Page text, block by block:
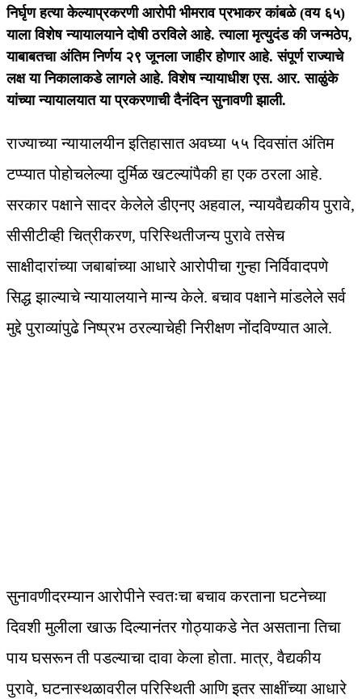
निर्घृण हत्या केल्याप्रकरणी आरोपी भीमराव प्रभाकर कांबळे (वय ६५)
याला विशेष न्यायालयाने दोषी ठरविले आहे. त्याला मृत्युदंड की जन्मठेप,
याबाबतचा अंतिम निर्णय २९ जूनला जाहीर होणार आहे. संपूर्ण राज्याचे
लक्ष या निकालाकडे लागले आहे. विशेष न्यायाधीश एस. आर. साळुंके
यांच्या न्यायालयात या प्रकरणाची दैनंदिन सुनावणी झाली.
राज्याच्या न्यायालयीन इतिहासात अवघ्या ५५ दिवसांत अंतिम
टप्प्यात पोहोचलेल्या दुर्मिळ खटल्यांपैकी हा एक ठरला आहे.
सरकार पक्षाने सादर केलेले डीएनए अहवाल, न्यायवैद्यकीय पुरावे,
सीसीटीव्ही चित्रीकरण, परिस्थितीजन्य पुरावे तसेच
साक्षीदारांच्या जबाबांच्या आधारे आरोपीचा गुन्हा निर्विवादपणे
सिद्ध झाल्याचे न्यायालयाने मान्य केले. बचाव पक्षाने मांडलेले सर्व
मुद्दे पुराव्यांपुढे निष्प्रभ ठरल्याचेही निरीक्षण नोंदविण्यात आले.
सुनावणीदरम्यान आरोपीने स्वतःचा बचाव करताना घटनेच्या
दिवशी मुलीला खाऊ दिल्यानंतर गोठ्याकडे नेत असताना तिचा
पाय घसरून ती पडल्याचा दावा केला होता. मात्र, वैद्यकीय
पुरावे, घटनास्थळावरील परिस्थिती आणि इतर साक्षींच्या आधारे